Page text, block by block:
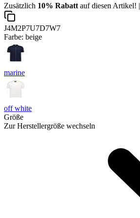
Zusätzlich 10% Rabatt auf diesen Artikel! |
J4M2P7U7D7W7
Farbe: beige
marine
off white
Größe
Zur Herstellergröße wechseln